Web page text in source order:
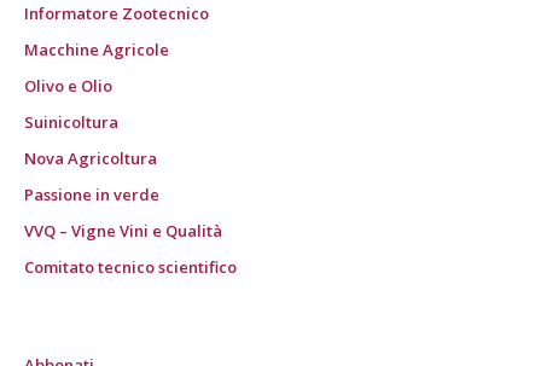
Informatore Zootecnico
Macchine Agricole
Olivo e Olio
Suinicoltura
Nova Agricoltura
Passione in verde
VVQ – Vigne Vini e Qualità
Comitato tecnico scientifico